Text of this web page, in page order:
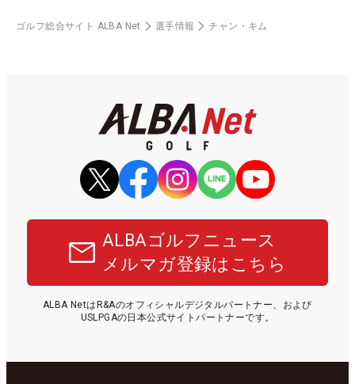
ゴルフ総合サイト ALBA Net 選手情報 チャン・キム
ALBAゴルフニュース
メルマガ登録はこちら
ALBA NetはR&Aのオフィシャルデジタルパートナー、および
USLPGAの日本公式サイトパートナーです。